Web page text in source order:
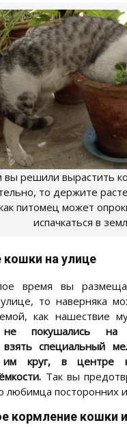
вы решили вырастить
то держите
питомец может
испачкаться в
на улице
время вы
то наверняка
как нашествие
не покушались на
специальный
им круг, в центре
Так вы
любимца посторонних
кормление кошки